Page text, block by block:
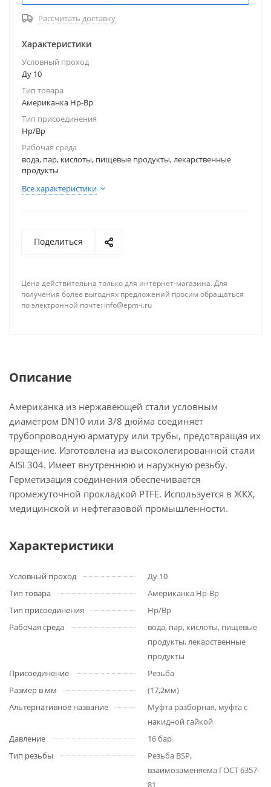
Рассчитать доставку
Характеристики
Условный проход
Ду 10
Тип товара
Американка Нр-Вр
Тип присоединения
Нр/Вр
Рабочая среда
вода, пар, кислоты, пищевые продукты, лекарственные
продукты
Все характеристики
Поделиться
Цена действительна только для интернет-магазина. Для
получения более выгоднях предложений просим обращаться
по электронной почте: info@epm-i.ru
Описание
Американка из нержавеющей стали условным
диаметром DN10 или 3/8 дюйма соединяет
трубопроводную арматуру или трубы, предотвращая их
вращение. Изготовлена из высоколегированной стали
AISI 304. Имеет внутреннюю и наружную резьбу.
Герметизация соединения обеспечивается
промежуточной прокладкой PTFE. Используется в ЖКХ,
медицинской и нефтегазовой промышленности.
Характеристики
Условный проход
Ду 10
Тип товара
Американка Нр-Вр
Тип присоединения
Нр/Вр
Рабочая среда
вода, пар, кислоты, пищевые
продукты, лекарственные
продукты
Присоединение
Резьба
Размер в мм
(17,2мм)
Альтернативное название
Муфта разборная, муфта с
накидной гайкой
Давление
16 бар
Тип резьбы
Резьба BSP,
взаимозаменяема ГОСТ 6357-
81